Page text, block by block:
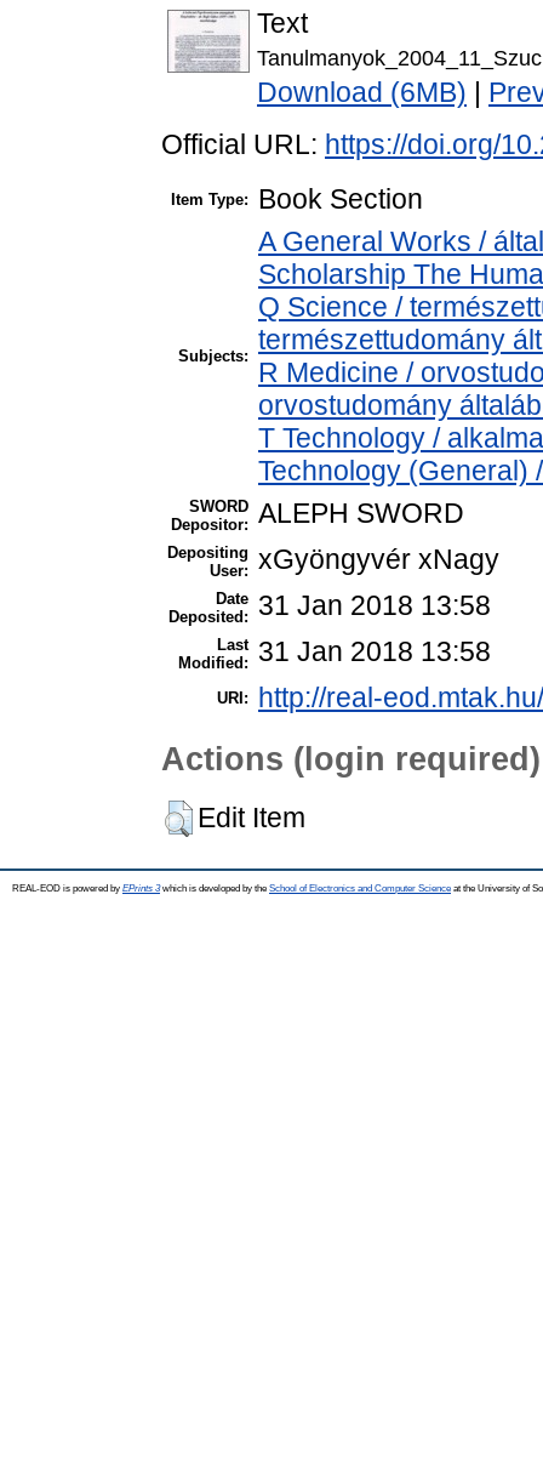
Text
Download (6MB)
Official URL: https://doi.org/
Item Type: Book Section
Subjects:
A General Works /
Scholarship The
Q Science /
természettudomány
R Medicine /
orvostudomány
T Technology /
Technology (General)
SWORD
Depositor: ALEPH SWORD
Depositing
User: xGyöngyvér xNagy
Date
Deposited:
31 Jan 2018 13:58
Last
Modified:
31 Jan 2018 13:58
URI: http://real-
Actions (login required)
Edit Item
REAL-EOD is powered by EPrints 3which is developed by the School of Electronics and Computer Science at the University of